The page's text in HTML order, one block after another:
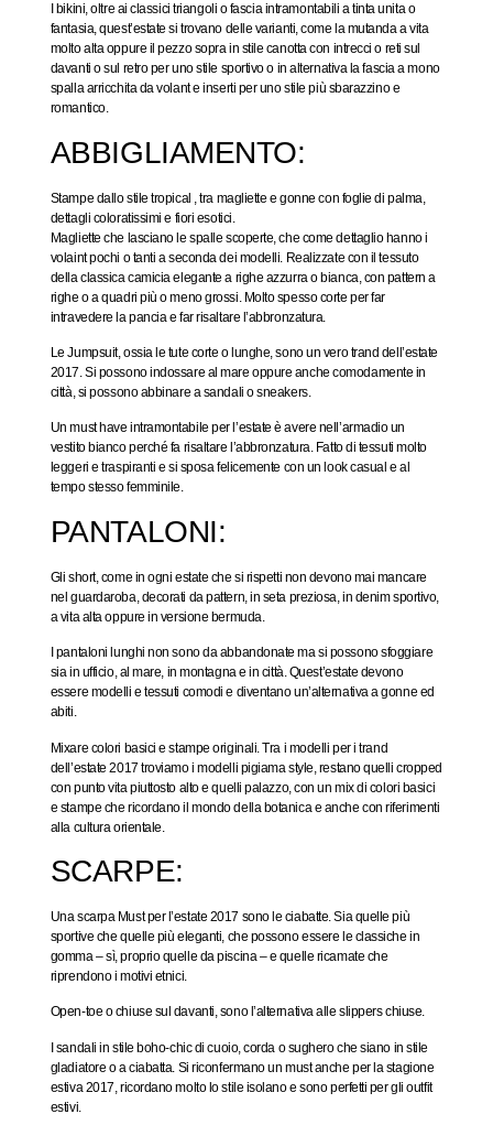
I bikini, oltre ai classici triangoli o fascia intramontabili a tinta unita o
fantasia, quest’estate si trovano delle varianti, come la mutanda a vita
molto alta oppure il pezzo sopra in stile canotta con intrecci o reti sul
davanti o sul retro per uno stile sportivo o in alternativa la fascia a mono
spalla arricchita da volant e inserti per uno stile più sbarazzino e
romantico.
ABBIGLIAMENTO:
Stampe dallo stile tropical , tra magliette e gonne con foglie di palma,
dettagli coloratissimi e fiori esotici.
Magliette che lasciano le spalle scoperte, che come dettaglio hanno i
volaint pochi o tanti a seconda dei modelli. Realizzate con il tessuto
della classica camicia elegante a righe azzurra o bianca, con pattern a
righe o a quadri più o meno grossi. Molto spesso corte per far
intravedere la pancia e far risaltare l’abbronzatura.
Le Jumpsuit, ossia le tute corte o lunghe, sono un vero trand dell’estate
2017. Si possono indossare al mare oppure anche comodamente in
città, si possono abbinare a sandali o sneakers.
Un must have intramontabile per l’estate è avere nell’armadio un
vestito bianco perché fa risaltare l’abbronzatura. Fatto di tessuti molto
leggeri e traspiranti e si sposa felicemente con un look casual e al
tempo stesso femminile.
PANTALONI:
Gli short, come in ogni estate che si rispetti non devono mai mancare
nel guardaroba, decorati da pattern, in seta preziosa, in denim sportivo,
a vita alta oppure in versione bermuda.
I pantaloni lunghi non sono da abbandonate ma si possono sfoggiare
sia in ufficio, al mare, in montagna e in città. Quest’estate devono
essere modelli e tessuti comodi e diventano un’alternativa a gonne ed
abiti.
Mixare colori basici e stampe originali. Tra i modelli per i trand
dell’estate 2017 troviamo i modelli pigiama style, restano quelli cropped
con punto vita piuttosto alto e quelli palazzo, con un mix di colori basici
e stampe che ricordano il mondo della botanica e anche con riferimenti
alla cultura orientale.
SCARPE:
Una scarpa Must per l’estate 2017 sono le ciabatte. Sia quelle più
sportive che quelle più eleganti, che possono essere le classiche in
gomma – sì, proprio quelle da piscina – e quelle ricamate che
riprendono i motivi etnici.
Open-toe o chiuse sul davanti, sono l’alternativa alle slippers chiuse.
I sandali in stile boho-chic di cuoio, corda o sughero che siano in stile
gladiatore o a ciabatta. Si riconfermano un must anche per la stagione
estiva 2017, ricordano molto lo stile isolano e sono perfetti per gli outfit
estivi.